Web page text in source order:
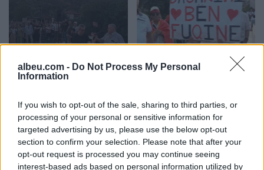
albeu.com - Do Not Process My Personal
Information
If you wish to opt-out of the sale, sharing to third parties, or
processing of your personal or sensitive information for
targeted advertising by us, please use the below opt-out
section to confirm your selection. Please note that after your
opt-out request is processed you may continue seeing
interest-based ads based on personal information utilized by
Protesta e dytë në
Memaliaj kundër reformës
refuzojnë bashkimin me
Tepelenën
Protesta e 69 kundër
qeverisë/ Qytetarët
Ramës, nis grumbullimi në
sheshin “Skënderbej”:
Fuqia qëndron te
bashkimi